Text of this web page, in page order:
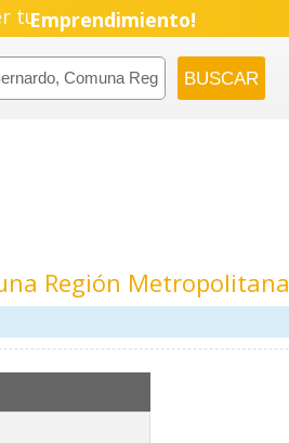
tuEmprendimiento!
Región Metropolitana